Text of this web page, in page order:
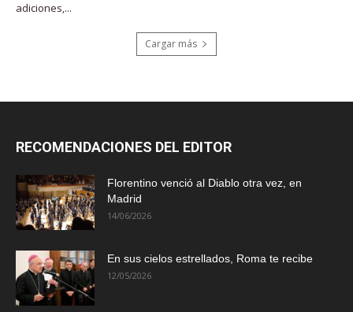
adiciones,...
Cargar más
RECOMENDACIONES DEL EDITOR
Florentino venció al Diablo otra vez, en
Madrid
14/06/2026
En sus cielos estrellados, Roma te recibe
12/05/2026